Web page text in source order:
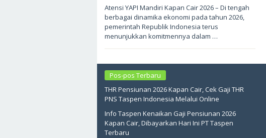
Mei
13,
oleh
sukantengah
Atensi YAPI Mandiri Kapan Cair 2026 – Di tengah
berbagai dinamika ekonomi pada tahun 2026,
pemerintah Republik Indonesia terus
menunjukkan komitmennya dalam …
Pos-pos Terbaru
THR Pensiunan 2026 Kapan Cair, Cek Gaji THR
PNS Taspen Indonesia Melalui Online
Info Taspen Kenaikan Gaji Pensiunan 2026
Kapan Cair, Dibayarkan Hari Ini PT Taspen
Terbaru